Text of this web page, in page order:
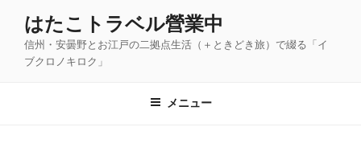
はたこトラベル營業中
信州・安曇野とお江戸の二拠点生活（＋ときどき旅）で綴る「イ
ブクロノキロク」
メニュー